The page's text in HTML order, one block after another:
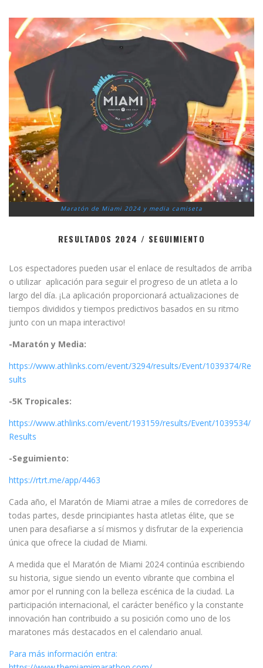
Maratón de Miami 2024 y media camiseta
RESULTADOS 2024 / SEGUIMIENTO
Los espectadores pueden usar el enlace de resultados de arriba
o utilizar aplicación para seguir el progreso de un atleta a lo
largo del día. ¡La aplicación proporcionará actualizaciones de
tiempos divididos y tiempos predictivos basados ​​en su ritmo
junto con un mapa interactivo!
-Maratón y Media:
https://www.athlinks.com/event/3294/results/Event/1039374/Re
sults
-5K Tropicales:
https://www.athlinks.com/event/193159/results/Event/1039534/
Results
-Seguimiento:
https://rtrt.me/app/4463
Cada año, el Maratón de Miami atrae a miles de corredores de
todas partes, desde principiantes hasta atletas élite, que se
unen para desafiarse a sí mismos y disfrutar de la experiencia
única que ofrece la ciudad de Miami.
A medida que el Maratón de Miami 2024 continúa escribiendo
su historia, sigue siendo un evento vibrante que combina el
amor por el running con la belleza escénica de la ciudad. La
participación internacional, el carácter benéfico y la constante
innovación han contribuido a su posición como uno de los
maratones más destacados en el calendario anual.
Para más información entra: